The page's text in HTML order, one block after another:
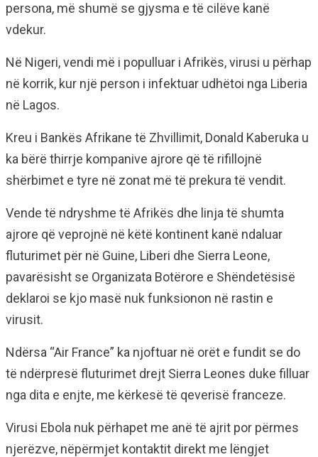
persona, më shumë se gjysma e të cilëve kanë
vdekur.
Në Nigeri, vendi më i populluar i Afrikës, virusi u përhap
në korrik, kur një person i infektuar udhëtoi nga Liberia
në Lagos.
Kreu i Bankës Afrikane të Zhvillimit, Donald Kaberuka u
ka bërë thirrje kompanive ajrore që të rifillojnë
shërbimet e tyre në zonat më të prekura të vendit.
Vende të ndryshme të Afrikës dhe linja të shumta
ajrore që veprojnë në këtë kontinent kanë ndaluar
fluturimet për në Guine, Liberi dhe Sierra Leone,
pavarësisht se Organizata Botërore e Shëndetësisë
deklaroi se kjo masë nuk funksionon në rastin e
virusit.
Ndërsa “Air France” ka njoftuar në orët e fundit se do
të ndërpresë fluturimet drejt Sierra Leones duke filluar
nga dita e enjte, me kërkesë të qeverisë franceze.
Virusi Ebola nuk përhapet me anë të ajrit por përmes
njerëzve, nëpërmjet kontaktit direkt me lëngjet